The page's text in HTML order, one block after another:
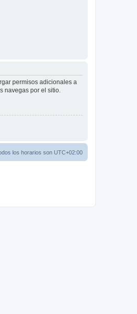
permisos adicionales a
navegas por el sitio.
los horarios son UTC+02:00